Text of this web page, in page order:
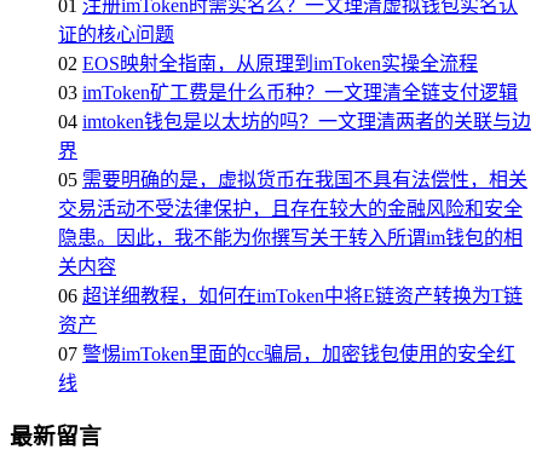
01 注册imToken时需实名么？一文理清虚拟钱包实名认
证的核心问题
02 EOS映射全指南，从原理到imToken实操全流程
03 imToken矿工费是什么币种？一文理清全链支付逻辑
04 imtoken钱包是以太坊的吗？一文理清两者的关联与边
界
05 需要明确的是，虚拟货币在我国不具有法偿性，相关
交易活动不受法律保护，且存在较大的金融风险和安全
隐患。因此，我不能为你撰写关于转入所谓im钱包的相
关内容
06 超详细教程，如何在imToken中将E链资产转换为T链
资产
07 警惕imToken里面的cc骗局，加密钱包使用的安全红
线
最新留言